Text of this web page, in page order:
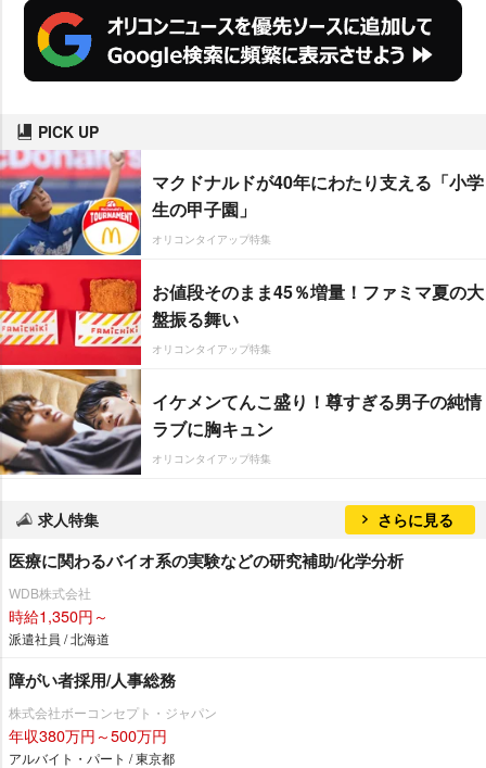
PICK UP
マクドナルドが40年にわたり支える「小学
生の甲子園」
オリコンタイアップ特集
お値段そのまま45％増量！ファミマ夏の大
盤振る舞い
オリコンタイアップ特集
イケメンてんこ盛り！尊すぎる男子の純情
ラブに胸キュン
オリコンタイアップ特集
求人特集 さらに見る
医療に関わるバイオ系の実験などの研究補助/化学分析
WDB株式会社
時給1,350円～
派遣社員 / 北海道
障がい者採用/人事総務
株式会社ボーコンセプト・ジャパン
年収380万円～500万円
アルバイト・パート / 東京都